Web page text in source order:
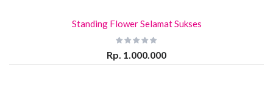
Standing Flower Selamat Sukses
Rp. 1.000.000